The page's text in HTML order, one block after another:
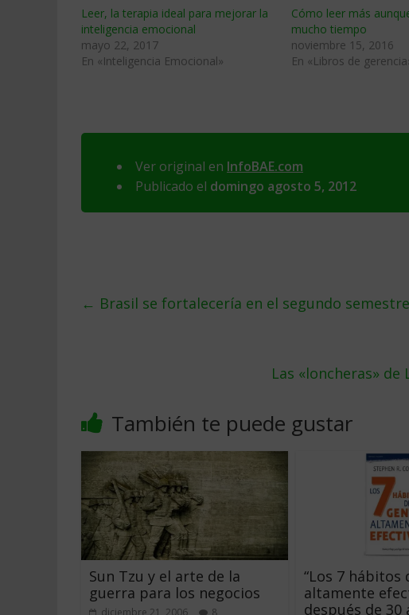
Leer, la terapia ideal para mejorar la
inteligencia emocional
mayo 22, 2017
En «Inteligencia Emocional»
Cómo leer más
mucho tiempo
noviembre 15, 2016
En «Libros de
Ver original en InfoBAE.com
Publicado el domingo agosto 5, 2012
← Brasil se fortalecería en el segundo semestre
Las «loncheras»
También te puede gustar
Sun Tzu y el arte de la
guerra para los negocios
diciembre 21, 2006 8
“Los 7 hábitos
altamente
después de 30